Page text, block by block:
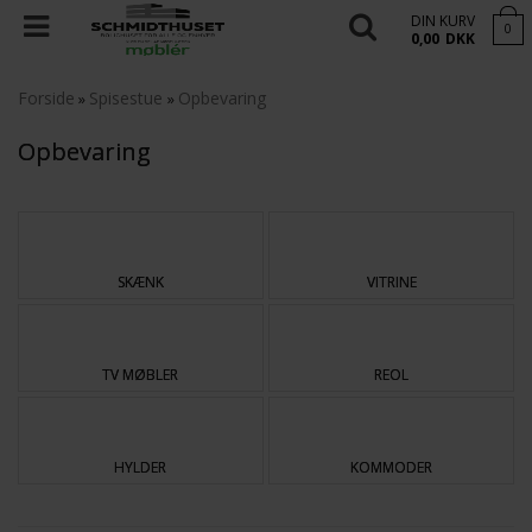
DIN KURV
0,00 DKK 0
Forside » Spisestue » Opbevaring
Opbevaring
SKÆNK VITRINE
TV MØBLER REOL
HYLDER KOMMODER